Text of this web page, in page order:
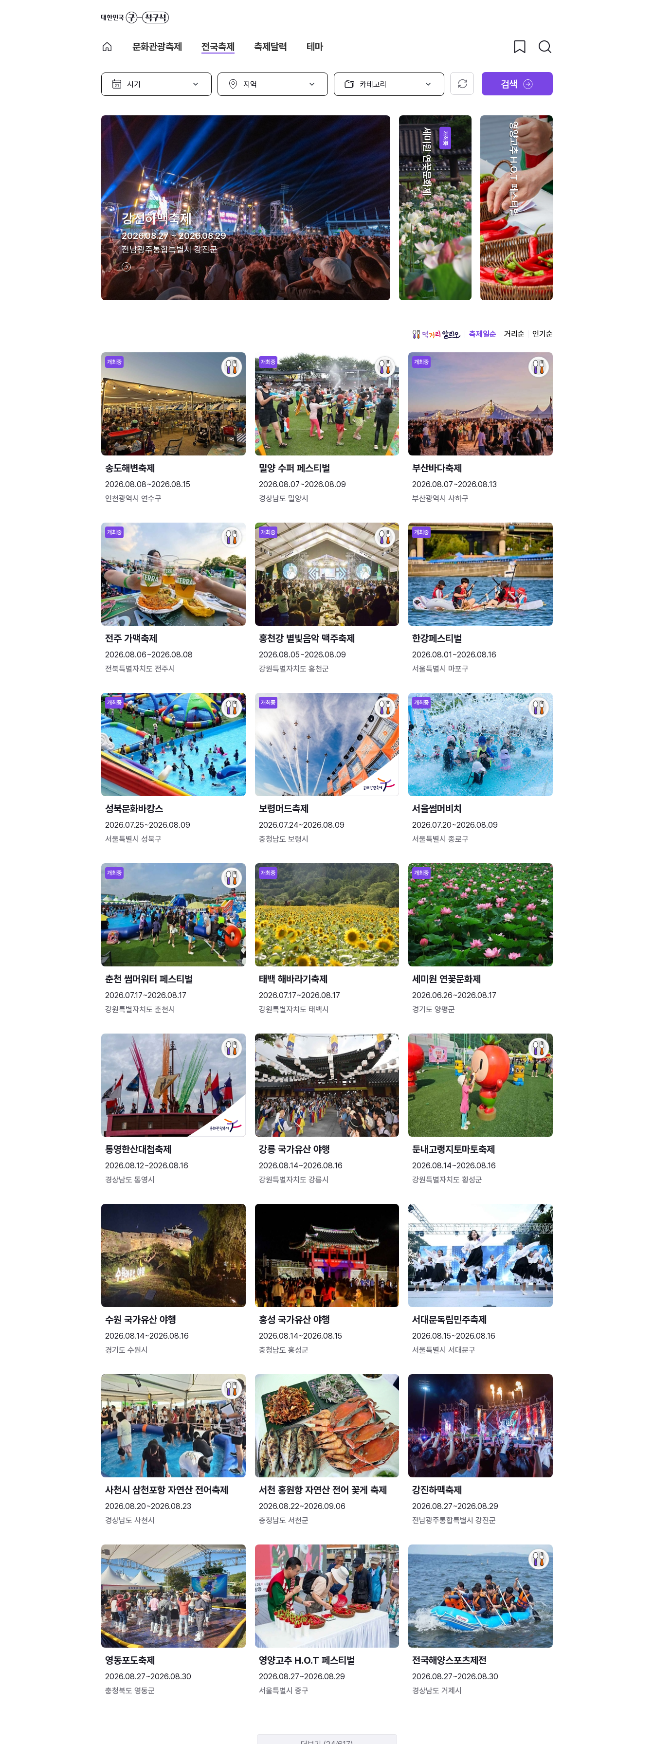
문화관광축제 전국축제 축제달력 테마
시
선
지
선
카
고
선
택
초기화 검색
강진하맥축제
2026.08.27 ~ 2026.08.29
전남광주통합특별시 강진군
개최중
세미원 연꽃문화제 영양고추 H.O.T 페스티벌
축제일순 거리순 인기순
개최중
송도해변축제
2026.08.08~2026.08.15
인천광역시 연수구
개최중
밀양 수퍼 페스티벌
2026.08.07~2026.08.09
경상남도 밀양시
개최중
부산바다축제
2026.08.07~2026.08.13
부산광역시 사하구
개최중
전주 가맥축제
2026.08.06~2026.08.08
전북특별자치도 전주시
개최중
홍천강 별빛음악 맥주축제
2026.08.05~2026.08.09
강원특별자치도 홍천군
개최중
한강페스티벌
2026.08.01~2026.08.16
서울특별시 마포구
개최중
성북문화바캉스
2026.07.25~2026.08.09
서울특별시 성북구
개최중
보령머드축제
2026.07.24~2026.08.09
충청남도 보령시
개최중
서울썸머비치
2026.07.20~2026.08.09
서울특별시 종로구
개최중
춘천 썸머워터 페스티벌
2026.07.17~2026.08.17
강원특별자치도 춘천시
개최중
태백 해바라기축제
2026.07.17~2026.08.17
강원특별자치도 태백시
개최중
세미원 연꽃문화제
2026.06.26~2026.08.17
경기도 양평군
통영한산대첩축제
2026.08.12~2026.08.16
경상남도 통영시
강릉 국가유산 야행
2026.08.14~2026.08.16
강원특별자치도 강릉시
둔내고랭지토마토축제
2026.08.14~2026.08.16
강원특별자치도 횡성군
수원 국가유산 야행
2026.08.14~2026.08.16
경기도 수원시
홍성 국가유산 야행
2026.08.14~2026.08.15
충청남도 홍성군
서대문독립민주축제
2026.08.15~2026.08.16
서울특별시 서대문구
사천시 삼천포항 자연산 전어축제
2026.08.20~2026.08.23
경상남도 사천시
서천 홍원항 자연산 전어 꽃게 축제
2026.08.22~2026.09.06
충청남도 서천군
강진하맥축제
2026.08.27~2026.08.29
전남광주통합특별시 강진군
영동포도축제
2026.08.27~2026.08.30
충청북도 영동군
영양고추 H.O.T 페스티벌
2026.08.27~2026.08.29
서울특별시 중구
전국해양스포츠제전
2026.08.27~2026.08.30
경상남도 거제시